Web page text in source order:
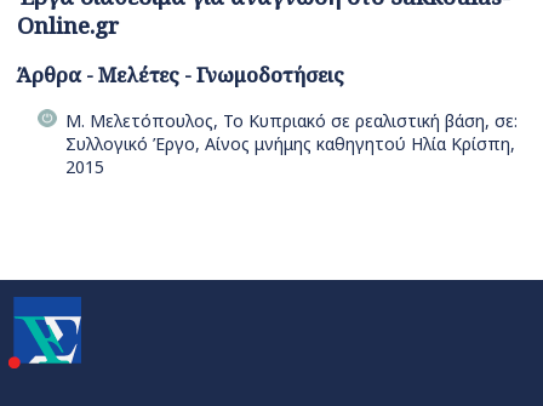
Online.gr
Άρθρα - Μελέτες - Γνωμοδοτήσεις
Μ. Μελετόπουλος, Το Κυπριακό σε ρεαλιστική βάση, σε:
Συλλογικό Έργο, Αίνος μνήμης καθηγητού Ηλία Κρίσπη,
2015